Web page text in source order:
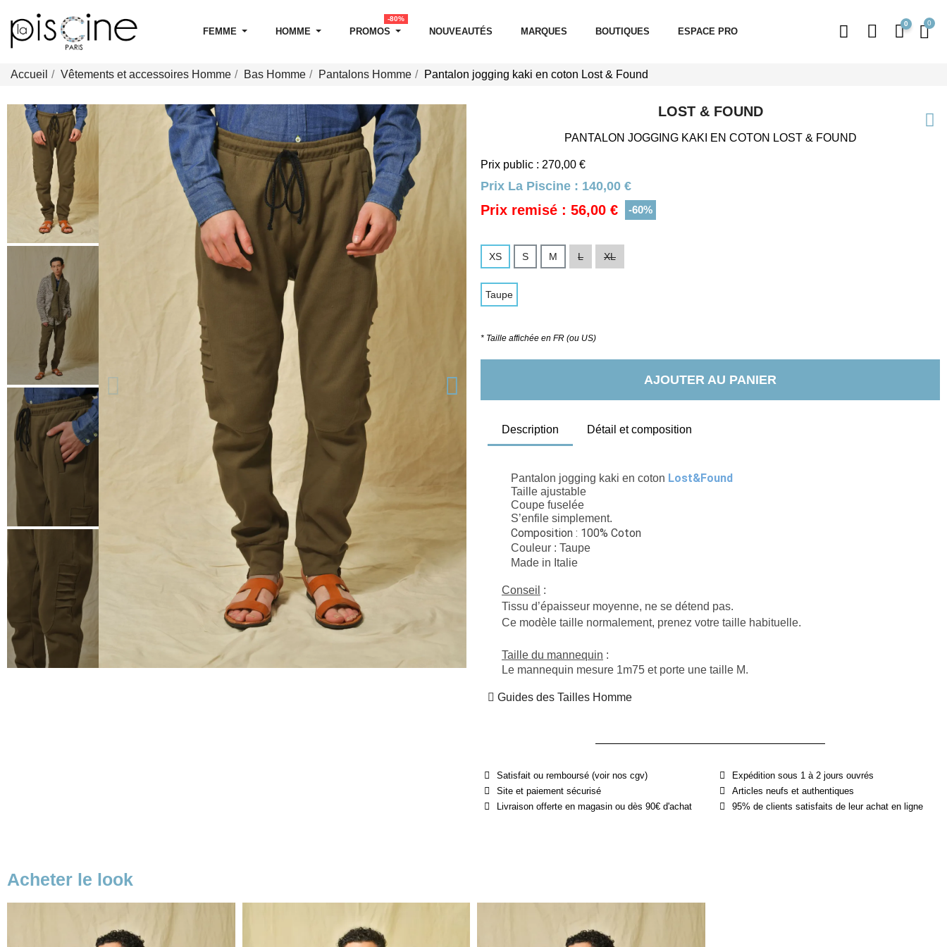
FEMME HOMME PROMOS
-80%
NOUVEAUTÉS MARQUES BOUTIQUES ESPACE PRO
0
Accueil Vêtements et accessoires Homme Bas Homme Pantalons Homme Pantalon jogging kaki en coton Lost & Found
LOST & FOUND
PANTALON JOGGING KAKI EN COTON LOST & FOUND
Prix public : 270,00 €
Prix La Piscine : 140,00 €
Prix remisé : 56,00 € -60%
XS S M L XL
Taupe
* Taille affichée en FR (ou US)
AJOUTER AU PANIER
Description Détail et composition
Pantalon jogging kaki en coton Lost&Found
Taille ajustable
Coupe fuselée
S’enfile simplement.
Composition : 100% Coton
Couleur : Taupe
Made in Italie
Conseil :
Tissu d’épaisseur moyenne, ne se détend pas.
Ce modèle taille normalement, prenez votre taille habituelle.
Taille du mannequin :
Le mannequin mesure 1m75 et porte une taille M.
Guides des Tailles Homme
Satisfait ou remboursé (voir nos cgv)
Site et paiement sécurisé
Livraison offerte en magasin ou dès 90€ d'achat
Expédition sous 1 à 2 jours ouvrés
Articles neufs et authentiques
95% de clients satisfaits de leur achat en ligne
Acheter le look